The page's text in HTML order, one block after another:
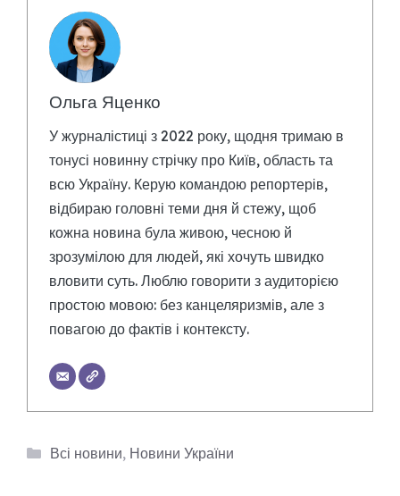
Ольга Яценко
У журналістиці з 2022 року, щодня тримаю в
тонусі новинну стрічку про Київ, область та
всю Україну. Керую командою репортерів,
відбираю головні теми дня й стежу, щоб
кожна новина була живою, чесною й
зрозумілою для людей, які хочуть швидко
вловити суть. Люблю говорити з аудиторією
простою мовою: без канцеляризмів, але з
повагою до фактів і контексту.
Категорії
Всі новини, Новини України